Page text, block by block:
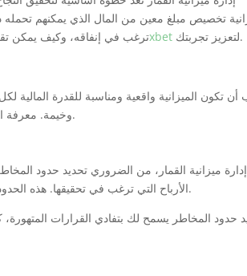
تخصيص مبلغ معين من المال الذي يمكنهم تحمله
ترغب في إنفاقه، وكيف يمكنتنزيل برنامج 1xbet لتعزيز تجربتك.
أن تكون الميزانية واقعية ومناسبة للقدرة
وخيمة. معرفة الحدود المالية تساعد في تجنب الخسائر الكبيرة وتبقي اللاعبين في إطار السيطرة.
ميزانية القمار، من الضروري تحديد حدود
الأرباح التي ترغب في تحقيقها. هذه الحدود تساعدك في الحفاظ على السيطرة وعدم الانجراف وراء الانفعالات خلال اللعب.
حدود المخاطر يسمح لك بتفادي القرارات